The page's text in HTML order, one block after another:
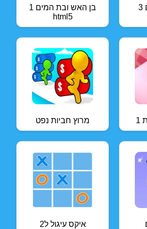
בן האש ובת המים 1
html5
מרוץ חביות נפט
איקס עיגול ל2